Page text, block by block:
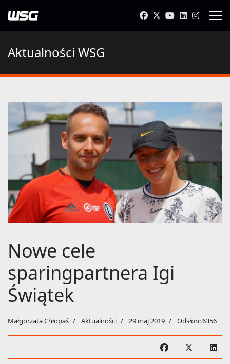
Aktualności WSG
Nowe cele
sparingpartnera Igi
Świątek
Małgorzata Chłopaś Aktualności 29 maj 2019 Odsłon: 6356